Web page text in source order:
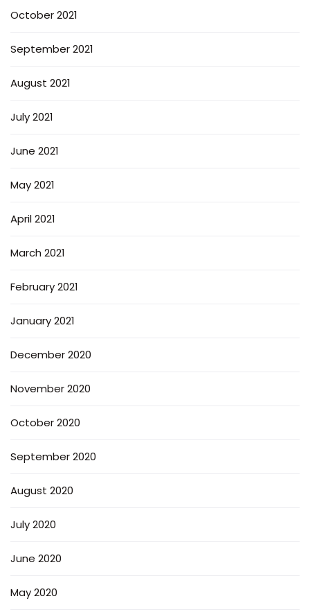
October 2021
September 2021
August 2021
July 2021
June 2021
May 2021
April 2021
March 2021
February 2021
January 2021
December 2020
November 2020
October 2020
September 2020
August 2020
July 2020
June 2020
May 2020